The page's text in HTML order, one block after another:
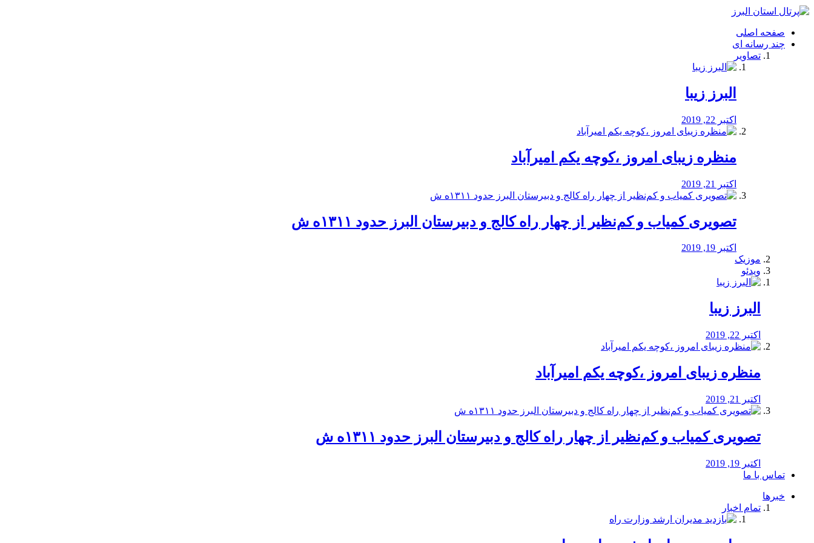
فصد
شرق
تهران
خشکشویی
صفحه اصلی
چند رسانه ای
تصاویر
البرز زیبا
اکتبر 22, 2019
منظره‌‌ زیبای امروز ،کوچه یکم امیرآباد
اکتبر 21, 2019
️تصویری کمیاب و کم‌نظیر از چهار راه كالج و دبيرستان البرز حدود ۱۳۱۱ه ش
اکتبر 19, 2019
موزیک
ویدئو
البرز زیبا
اکتبر 22, 2019
منظره‌‌ زیبای امروز ،کوچه یکم امیرآباد
اکتبر 21, 2019
️تصویری کمیاب و کم‌نظیر از چهار راه كالج و دبيرستان البرز حدود ۱۳۱۱ه ش
اکتبر 19, 2019
تماس با ما
خبرها
تمام اخبار